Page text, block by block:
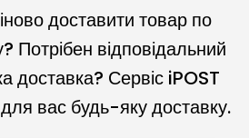
доставити товар по
Потрібен відповідальний
доставка? Сервіс iPOST
вас будь-яку доставку.